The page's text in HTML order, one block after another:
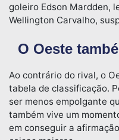
goleiro Edson Mardden,
Wellington Carvalho,
O Oeste
Ao contrário do rival, o
tabela de classificação.
ser menos empolgante
também vive um
em conseguir a